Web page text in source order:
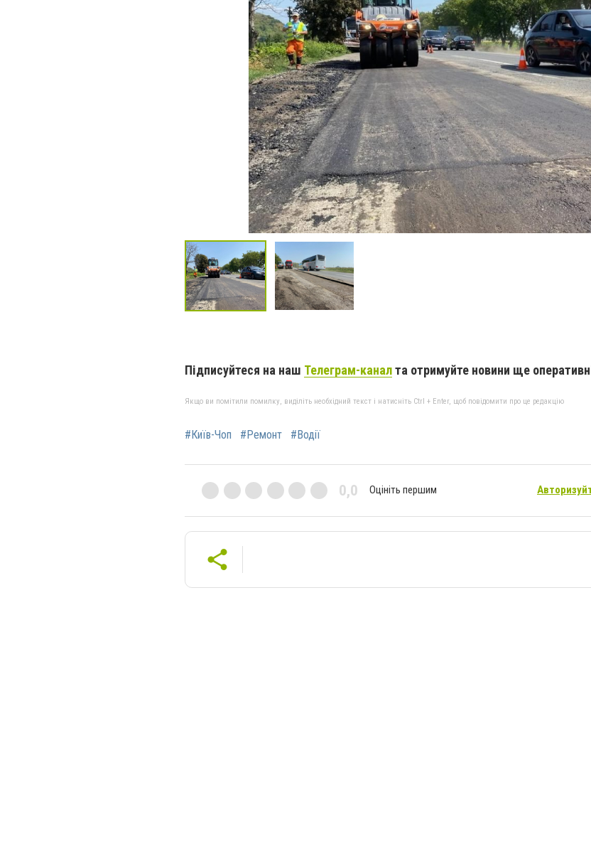
Підписуйтеся на наш Телеграм-каналта отримуйте новини ще
Якщо ви помітили помилку, виділіть необхідний текст і натисніть Ctrl + Enter, щоб повідомити про це редакцію
#Київ-Чоп #Ремонт #Водії
0,0 Оцініть першим